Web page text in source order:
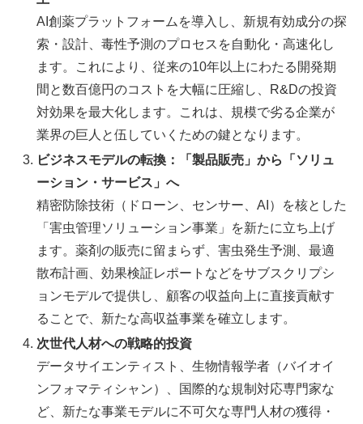
AI創薬プラットフォームを導入し、新規有効成分の探
索・設計、毒性予測のプロセスを自動化・高速化し
ます。これにより、従来の10年以上にわたる開発期
間と数百億円のコストを大幅に圧縮し、R&Dの投資
対効果を最大化します。これは、規模で劣る企業が
業界の巨人と伍していくための鍵となります。
ビジネスモデルの転換：「製品販売」から「ソリュ
ーション・サービス」へ
精密防除技術（ドローン、センサー、AI）を核とした
「害虫管理ソリューション事業」を新たに立ち上げ
ます。薬剤の販売に留まらず、害虫発生予測、最適
散布計画、効果検証レポートなどをサブスクリプシ
ョンモデルで提供し、顧客の収益向上に直接貢献す
ることで、新たな高収益事業を確立します。
次世代人材への戦略的投資
データサイエンティスト、生物情報学者（バイオイ
ンフォマティシャン）、国際的な規制対応専門家な
ど、新たな事業モデルに不可欠な専門人材の獲得・